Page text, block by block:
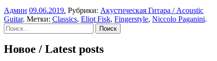
Админ 09.06.2019. Рубрики: Акустическая Гитара / Acoustic
Guitar. Метки: Classics, Eliot Fisk, Fingerstyle, Niccolo Paganini.
Sidebar
Найти:
Новое / Latest posts